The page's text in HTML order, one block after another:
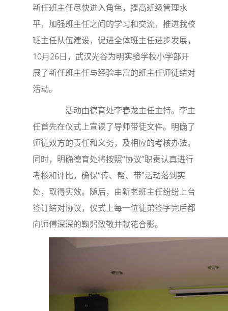
新任班主任尽快进入角色，提高班级管理水
平，加强班主任之间的学习和交流，推进我校
班主任队伍建设，促进全体班主任进步发展，
10月26日，武汉光谷为明实验学校小学部开
展了新任班主任与经验丰富的班主任师徒结对
活动。
活动由德育处李春龙主任主持。李主
任首先在仪式上宣读了导师带徒文件。明确了
师徒双方的责任和义务，及相应的考核办法。
同时，明确德育处将按照“协议”职责认真进行
考核和评比，确保“传、帮、带”活动落到实
处，取得实效。 随后，由新老班主任纷纷上台
签订结对协议，仪式上每一位徒弟签字完后都
向师傅深深的鞠躬致敬并献花合影。